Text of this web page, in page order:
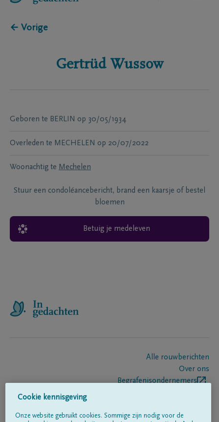
← Vorige
Gertrüd Wussow
Geboren te BERLIN op 30/05/1934
Overleden te MECHELEN op 20/07/2022
Woonachtig te Mechelen
Stuur een condoléancebericht, brand een kaarsje of bestel
bloemen
Betuig je medeleven
Alle rouwberichten
Over ons
Begrafenisondernemers
Cookie kennisgeving
Onze website gebruikt cookies. Sommige zijn nodig voor de